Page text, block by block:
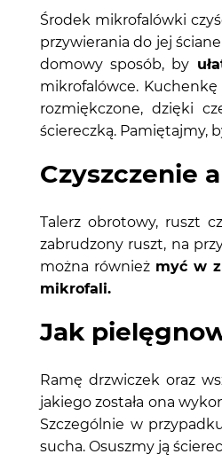
Środek mikrofalówki
przywierania do jej
domowy sposób, by
mikrofalówce. Kuchenkę
rozmiękczone, dzięki
ściereczką. Pamiętajmy,
Czyszczenie
Talerz obrotowy, ruszt
zabrudzony ruszt, na
można równieżmyć w
mikrofali.
Jak
Ramę drzwiczek oraz
jakiego została ona
Szczególnie w
sucha. Osuszmy ją